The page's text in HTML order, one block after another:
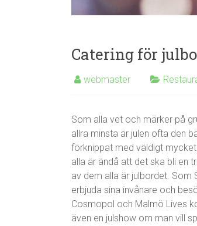
Catering för
webmaster
Som alla vet och märker på
allra minsta är julen ofta den
förknippat med väldigt
alla är ändå att det ska bli en
av dem alla är julbordet.
erbjuda sina invånare och
Cosmopol och Malmö Lives
även en julshow om man vill